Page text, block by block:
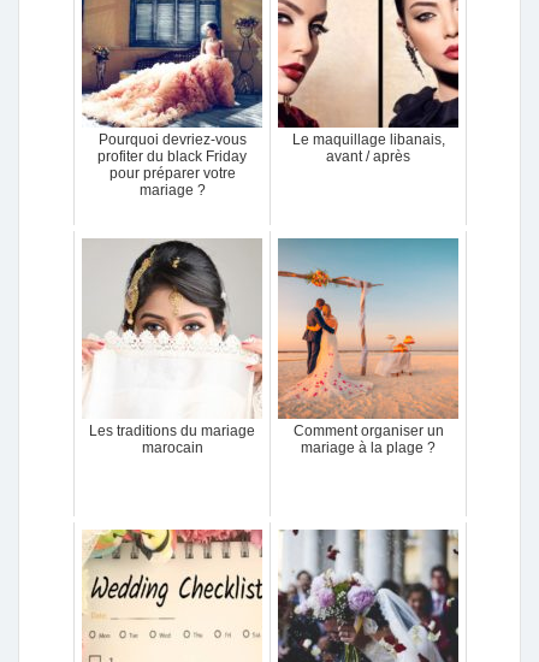
Pourquoi devriez-vous
profiter du black Friday
pour préparer votre
mariage ?
Le maquillage libanais,
avant / après
Les traditions du mariage
marocain
Comment organiser un
mariage à la plage ?